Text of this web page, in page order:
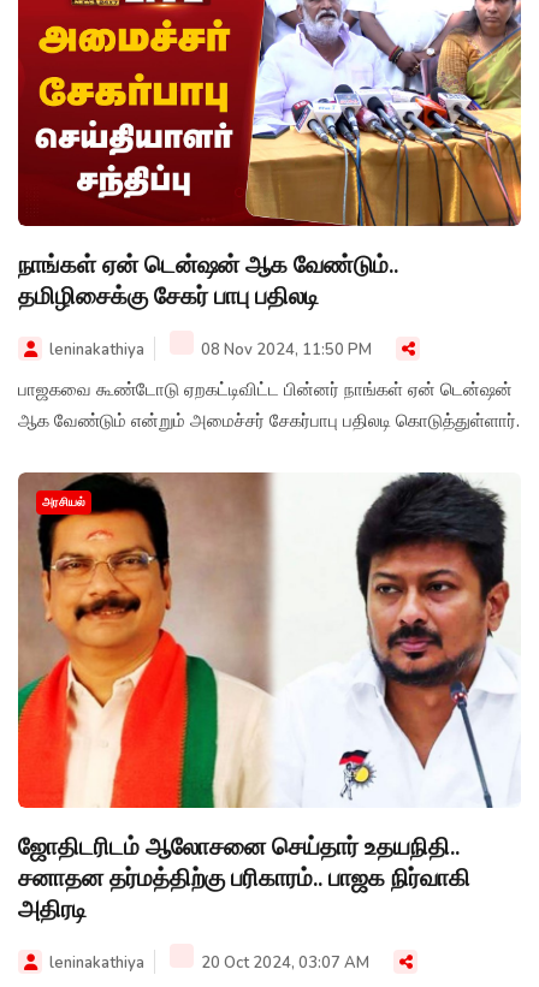
நாங்கள் ஏன் டென்ஷன் ஆக வேண்டும்..
தமிழிசைக்கு சேகர் பாபு பதிலடி
leninakathiya 08 Nov 2024, 11:50 PM
பாஜகவை கூண்டோடு ஏறகட்டிவிட்ட பின்னர் நாங்கள் ஏன் டென்ஷன்
ஆக வேண்டும் என்றும் அமைச்சர் சேகர்பாபு பதிலடி கொடுத்துள்ளார்.
அரசியல்
ஜோதிடரிடம் ஆலோசனை செய்தார் உதயநிதி..
சனாதன தர்மத்திற்கு பரிகாரம்.. பாஜக நிர்வாகி
அதிரடி
leninakathiya 20 Oct 2024, 03:07 AM